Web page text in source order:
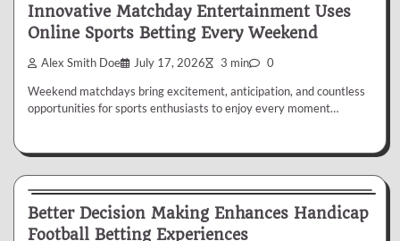
Innovative Matchday Entertainment Uses
Online Sports Betting Every Weekend
Alex Smith Doe July 17, 2026 3 min 0
Weekend matchdays bring excitement, anticipation, and countless
opportunities for sports enthusiasts to enjoy every moment…
Better Decision Making Enhances Handicap
Football Betting Experiences